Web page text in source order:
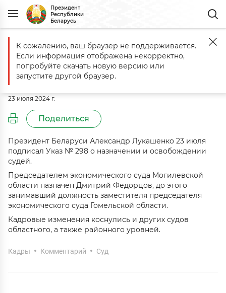
Президент
Республики
Беларусь
Главная События Подписан Указ о назначении и освобождении
Подписан Указ о назначении и
освобождении судей
23 июля 2024 г.
Поделиться
Президент Беларуси Александр Лукашенко 23 июля
подписал Указ № 298 о назначении и освобождении
судей.
Председателем экономического суда Могилевской
области назначен Дмитрий Федорцов, до этого
занимавший должность заместителя председателя
экономического суда Гомельской области.
Кадровые изменения коснулись и других судов
областного, а также районного уровней.
Кадры Комментарий Суд
К сожалению, ваш браузер не поддерживается.
Если информация отображена некорректно,
попробуйте скачать новую версию или
запустите другой браузер.